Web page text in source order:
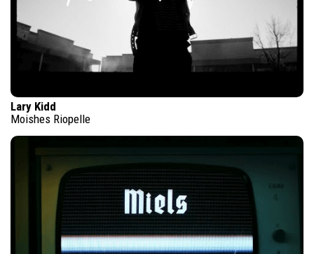
Lary Kidd
Moishes Riopelle